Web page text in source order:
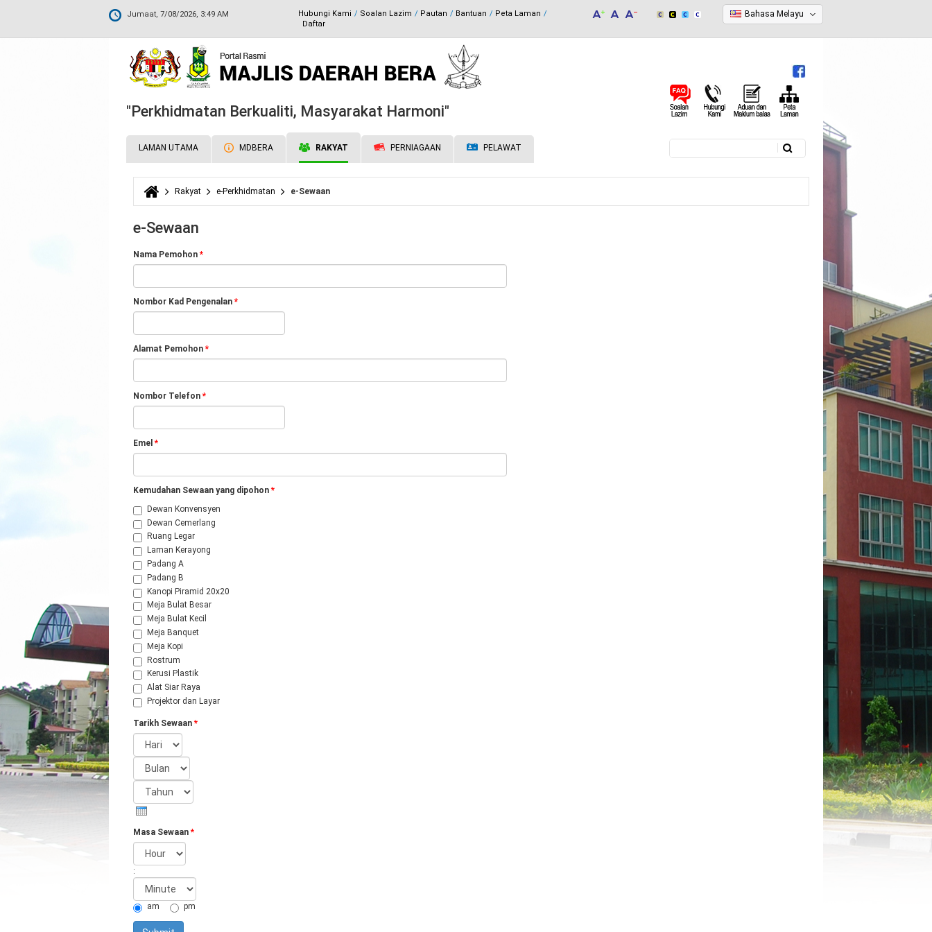
Jumaat, 7/08/2026, 3:49 AM Hubungi Kami Soalan Lazim Pautan Bantuan
Peta Laman
Daftar
Bahasa Melayu
"Perkhidmatan Berkualiti, Masyarakat Harmoni"
LAMAN UTAMA MDBERA RAKYAT PERNIAGAAN PELAWAT
Borang carian
Anda di sini
Rakyat e-Perkhidmatan e-Sewaan
e-Sewaan
Nama Pemohon *
Nombor Kad Pengenalan *
Alamat Pemohon *
Nombor Telefon *
Emel *
Kemudahan Sewaan yang dipohon *
Dewan Konvensyen
Dewan Cemerlang
Ruang Legar
Laman Kerayong
Padang A
Padang B
Kanopi Piramid 20x20
Meja Bulat Besar
Meja Bulat Kecil
Meja Banquet
Meja Kopi
Rostrum
Kerusi Plastik
Alat Siar Raya
Projektor dan Layar
Tarikh Sewaan *
Hari
Bulan
Tahun
Masa Sewaan *
Hour
:
am pm